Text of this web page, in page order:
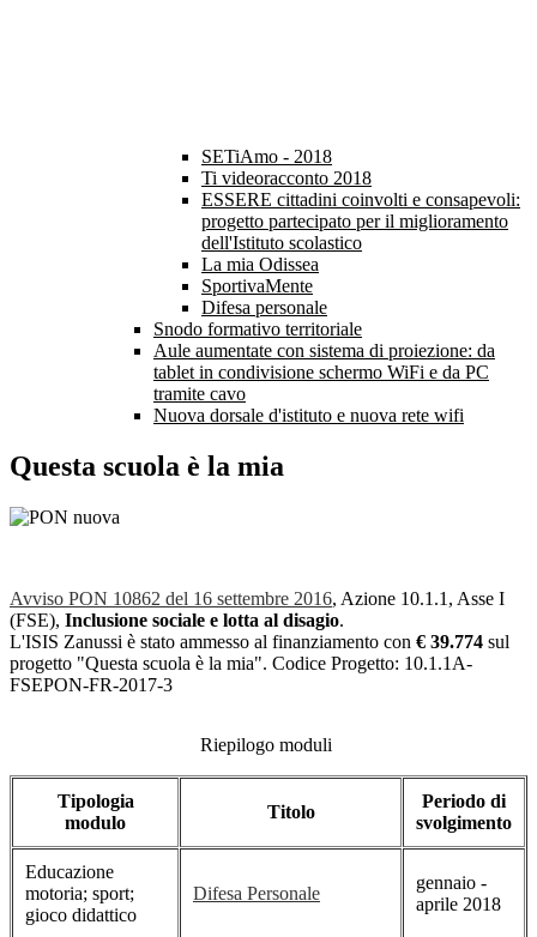
SETiAmo - 2018
Ti videoracconto 2018
ESSERE cittadini coinvolti e consapevoli:
progetto partecipato per il miglioramento
dell'Istituto scolastico
La mia Odissea
SportivaMente
Difesa personale
Snodo formativo territoriale
Aule aumentate con sistema di proiezione: da
tablet in condivisione schermo WiFi e da PC
tramite cavo
Nuova dorsale d'istituto e nuova rete wifi
Questa scuola è la mia
Avviso PON 10862 del 16 settembre 2016, Azione 10.1.1, Asse I
(FSE), Inclusione sociale e lotta al disagio.
L'ISIS Zanussi è stato ammesso al finanziamento con € 39.774 sul
progetto "Questa scuola è la mia". Codice Progetto: 10.1.1A-
FSEPON-FR-2017-3
Riepilogo moduli
Tipologia
modulo
Titolo
Periodo di
svolgimento
Educazione
motoria; sport;
gioco didattico
Difesa Personale
gennaio -
aprile 2018